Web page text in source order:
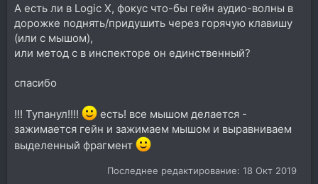
А есть ли в Logic X, фокус что-бы гейн аудио-волны в
дорожке поднять/придушить через горячую клавишу
(или с мышом),
или метод с в инспекторе он единственный?
спасибо
!!! Тупанул!!!!
есть! все мышом делается -
зажимается гейн и зажимаем мышом и выравниваем
выделенный фрагмент
Последнее редактирование: 18 Окт 2019